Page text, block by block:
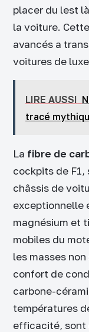
placer du lest
la voiture.
avancés a
voitures de
LIRE AUSSI
tracé
La fibre de
cockpits de F1,
châssis de
exceptionnelle
magnésium et
mobiles du
les masses
confort de
carbone-
températures
efficacité, sont